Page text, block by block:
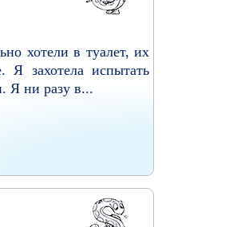
хотели в туалет, их
Я захотела испытать
Я ни разу в...